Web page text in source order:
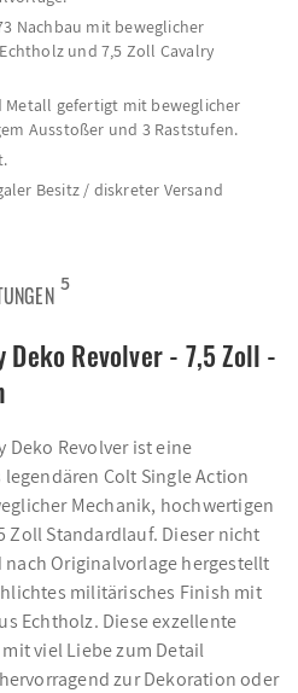
Nachbau mit beweglicher
und 7,5 Zoll Cavalry
Metall gefertigt mit beweglicher
Ausstoßer und 3 Raststufen.
Besitz / diskreter Versand
5
Deko Revolver - 7,5 Zoll -
Deko Revolver ist eine
Colt Single Action
Mechanik, hochwertigen
Zoll Standardlauf. Dieser nicht
Originalvorlage hergestellt
militärisches Finish mit
Echtholz. Diese exzellente
viel Liebe zum Detail
zur Dekoration oder